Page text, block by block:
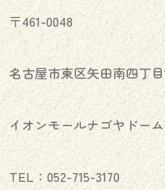
〒461-0048
名古屋市東区矢田南四丁目
イオンモールナゴヤドー
TEL：052-715-3170